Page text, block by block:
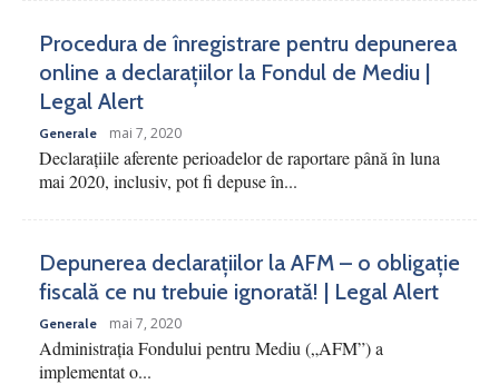
Procedura de înregistrare pentru depunerea
online a declarațiilor la Fondul de Mediu |
Legal Alert
Generale mai 7, 2020
Declarațiile aferente perioadelor de raportare până în luna
mai 2020, inclusiv, pot fi depuse în...
Depunerea declarațiilor la AFM – o obligație
fiscală ce nu trebuie ignorată! | Legal Alert
Generale mai 7, 2020
Administrația Fondului pentru Mediu („AFM”) a
implementat o...